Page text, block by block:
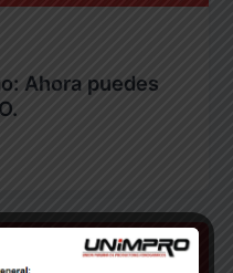
Ahora puedes